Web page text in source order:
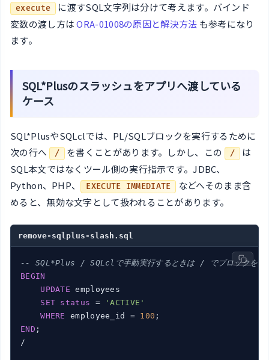
execute
に渡すSQL文字列は分けて考えます。バインド
変数の渡し方はORA-01008の原因と解決方法 も参考になり
ます。
SQL*Plusのスラッシュをアプリへ渡している
ケース
SQL*PlusやSQLclでは、PL/SQLブロックを実行するために
次の行へ
/ を書くことがあります。しかし、この / は
SQL本文ではなくツール側の実行指示です。JDBC、
Python、PHP、
EXECUTE IMMEDIATE
などへそのまま含
めると、無効な文字として扱われることがあります。
remove-sqlplus-slash.sql
-- SQL*Plus / SQLclで手動実行するときは / でブロックを実
BEGIN
UPDATE employees
SET status =
'ACTIVE'
WHERE
employee_id = 100
END ;
/